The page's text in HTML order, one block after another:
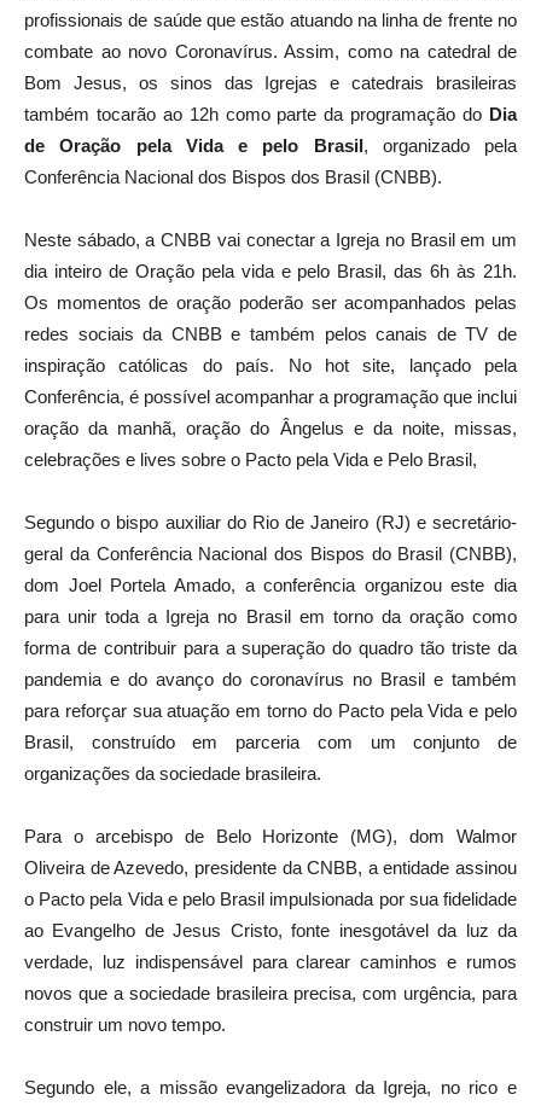
profissionais de saúde que estão atuando na linha de frente no
combate ao novo Coronavírus. Assim, como na catedral de
Bom Jesus, os sinos das Igrejas e catedrais brasileiras
também tocarão ao 12h como parte da programação do Dia
de Oração pela Vida e pelo Brasil, organizado pela
Conferência Nacional dos Bispos dos Brasil (CNBB).
Neste sábado, a CNBB vai conectar a Igreja no Brasil em um
dia inteiro de Oração pela vida e pelo Brasil, das 6h às 21h.
Os momentos de oração poderão ser acompanhados pelas
redes sociais da CNBB e também pelos canais de TV de
inspiração católicas do país. No hot site, lançado pela
Conferência, é possível acompanhar a programação que inclui
oração da manhã, oração do Ângelus e da noite, missas,
celebrações e lives sobre o Pacto pela Vida e Pelo Brasil,
Segundo o bispo auxiliar do Rio de Janeiro (RJ) e secretário-
geral da Conferência Nacional dos Bispos do Brasil (CNBB),
dom Joel Portela Amado, a conferência organizou este dia
para unir toda a Igreja no Brasil em torno da oração como
forma de contribuir para a superação do quadro tão triste da
pandemia e do avanço do coronavírus no Brasil e também
para reforçar sua atuação em torno do Pacto pela Vida e pelo
Brasil, construído em parceria com um conjunto de
organizações da sociedade brasileira.
Para o arcebispo de Belo Horizonte (MG), dom Walmor
Oliveira de Azevedo, presidente da CNBB, a entidade assinou
o Pacto pela Vida e pelo Brasil impulsionada por sua fidelidade
ao Evangelho de Jesus Cristo, fonte inesgotável da luz da
verdade, luz indispensável para clarear caminhos e rumos
novos que a sociedade brasileira precisa, com urgência, para
construir um novo tempo.
Segundo ele, a missão evangelizadora da Igreja, no rico e